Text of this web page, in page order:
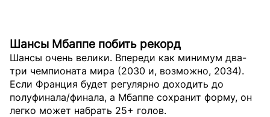
Шансы Мбаппе побить рекорд
Шансы очень велики. Впереди как минимум два-
три чемпионата мира (2030 и, возможно, 2034).
Если Франция будет регулярно доходить до
полуфинала/финала, а Мбаппе сохранит форму, он
легко может набрать 25+ голов.